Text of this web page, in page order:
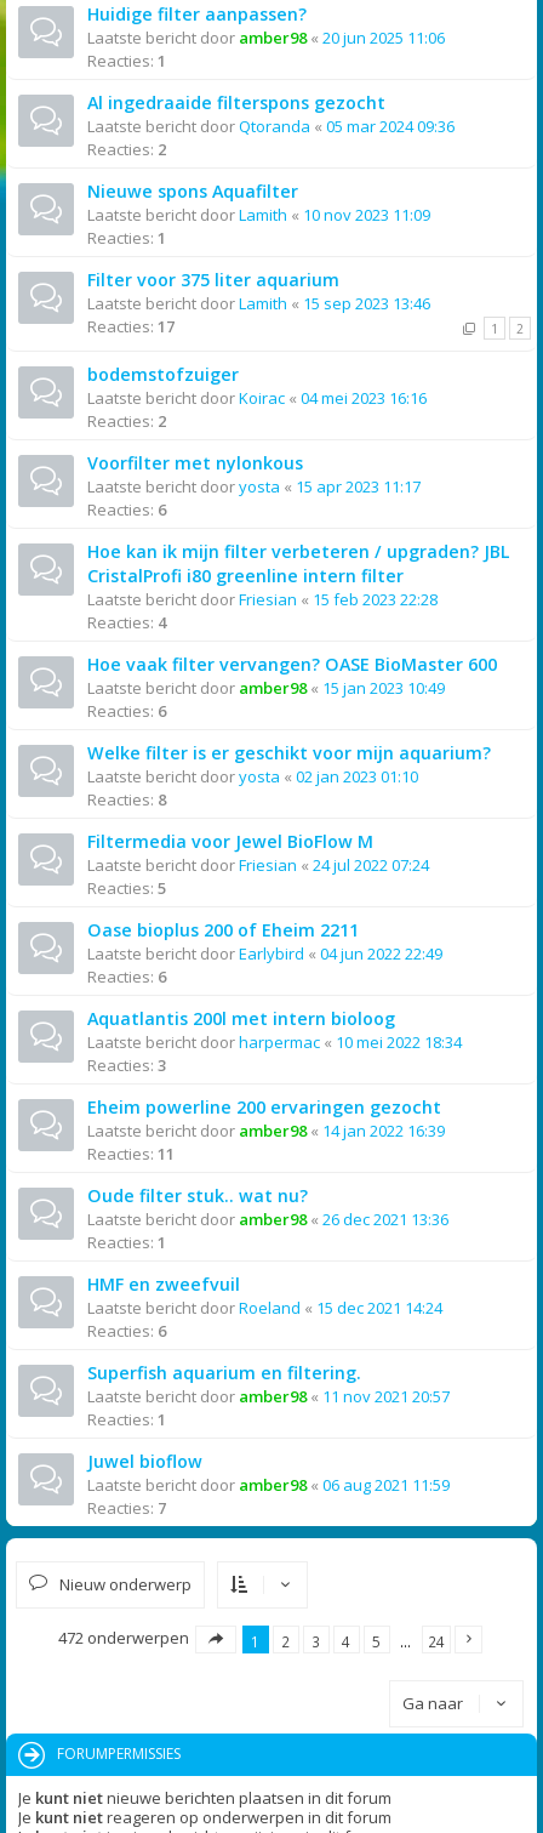
Huidige filter aanpassen?
Laatste bericht door amber98« 20 jun 2025 11:06
Reacties: 1
Al ingedraaide filterspons gezocht
Laatste bericht doorQtoranda « 05 mar 2024 09:36
Reacties: 2
Nieuwe spons Aquafilter
Laatste bericht doorLamith « 10 nov 2023 11:09
Reacties: 1
Filter voor 375 liter aquarium
Laatste bericht doorLamith « 15 sep 2023 13:46
Reacties: 17 1 2
bodemstofzuiger
Laatste bericht doorKoirac « 04 mei 2023 16:16
Reacties: 2
Voorfilter met nylonkous
Laatste bericht dooryosta « 15 apr 2023 11:17
Reacties: 6
Hoe kan ik mijn filter verbeteren / upgraden? JBL
CristalProfi i80 greenline intern filter
Laatste bericht doorFriesian « 15 feb 2023 22:28
Reacties: 4
Hoe vaak filter vervangen? OASE BioMaster 600
Laatste bericht door amber98« 15 jan 2023 10:49
Reacties: 6
Welke filter is er geschikt voor mijn aquarium?
Laatste bericht dooryosta « 02 jan 2023 01:10
Reacties: 8
Filtermedia voor Jewel BioFlow M
Laatste bericht doorFriesian « 24 jul 2022 07:24
Reacties: 5
Oase bioplus 200 of Eheim 2211
Laatste bericht doorEarlybird « 04 jun 2022 22:49
Reacties: 6
Aquatlantis 200l met intern bioloog
Laatste bericht doorharpermac « 10 mei 2022 18:34
Reacties: 3
Eheim powerline 200 ervaringen gezocht
Laatste bericht door amber98« 14 jan 2022 16:39
Reacties: 11
Oude filter stuk.. wat nu?
Laatste bericht door amber98« 26 dec 2021 13:36
Reacties: 1
HMF en zweefvuil
Laatste bericht doorRoeland « 15 dec 2021 14:24
Reacties: 6
Superfish aquarium en filtering.
Laatste bericht door amber98« 11 nov 2021 20:57
Reacties: 1
Juwel bioflow
Laatste bericht door amber98« 06 aug 2021 11:59
Reacties: 7
Nieuw onderwerp
472 onderwerpen 1 2 3 4 5 … 24
Ga naar
FORUMPERMISSIES
Je kunt nietnieuwe berichten plaatsen in dit forum
Je kunt nietreageren op onderwerpen in dit forum